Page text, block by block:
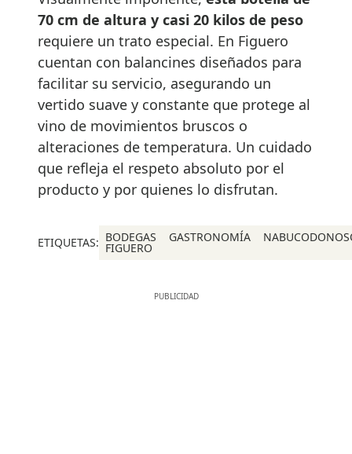
70 cm de altura y casi 20 kilos de peso
requiere un trato especial. En Figuero
cuentan con balancines diseñados para
facilitar su servicio, asegurando un
vertido suave y constante que protege al
vino de movimientos bruscos o
alteraciones de temperatura. Un cuidado
que refleja el respeto absoluto por el
producto y por quienes lo disfrutan.
ETIQUETAS: BODEGAS
FIGUERO
GASTRONOMÍA